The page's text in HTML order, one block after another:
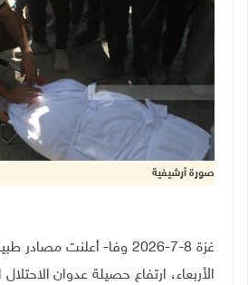
صورة أرشيفية
غزة 8-7-2026 وفا- أعلنت
الأربعاء، ارتفاع حصيلة عدوان